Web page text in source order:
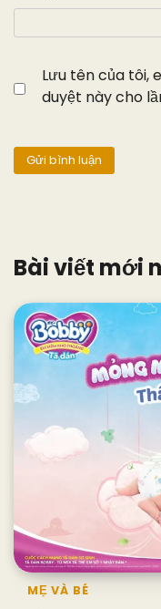
Lưu tên của tôi,
duyệt này cho
Bài viết mới
MẸ VÀ BÉ